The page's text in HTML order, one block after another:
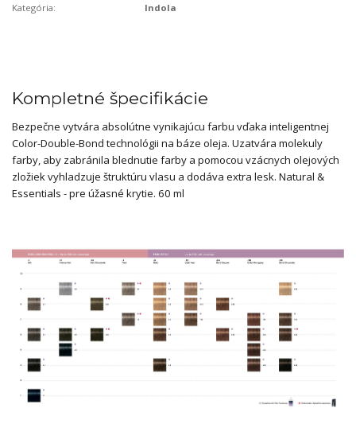
Kategória:
Indola
Kompletné špecifikácie
Bezpečne vytvára absolútne vynikajúcu farbu vďaka inteligentnej
Color-Double-Bond technológii na báze oleja. Uzatvára molekuly
farby, aby zabránila blednutie farby a pomocou vzácnych olejových
zložiek vyhladzuje štruktúru vlasu a dodáva extra lesk. Natural &
Essentials - pre úžasné krytie. 60 ml